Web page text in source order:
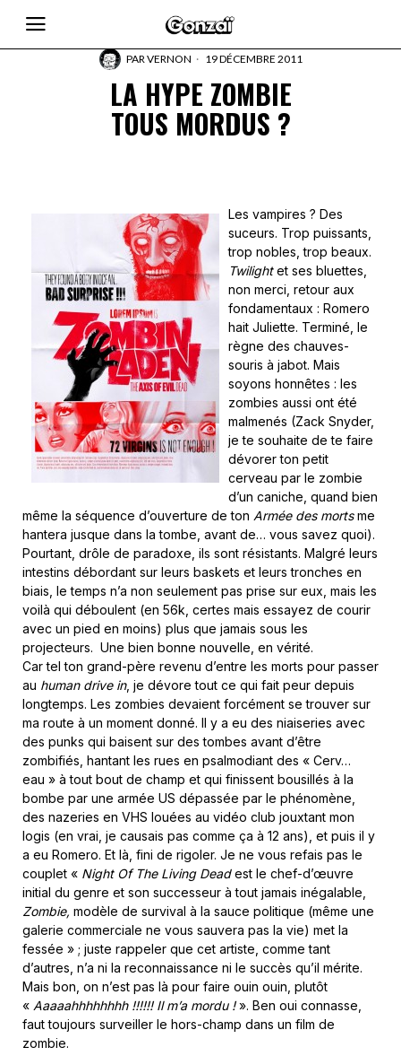
PARVERNON 19 DÉCEMBRE 2011
LA HYPE ZOMBIE
TOUS MORDUS ?
Les vampires ? Des
suceurs. Trop puissants,
trop nobles, trop beaux.
Twilightet ses bluettes,
non merci, retour aux
fondamentaux : Romero
hait Juliette. Terminé, le
règne des chauves-
souris à jabot. Mais
soyons honnêtes : les
zombies aussi ont été
malmenés (Zack Snyder,
je te souhaite de te faire
dévorer ton petit
cerveau par le zombie
d’un caniche, quand bien
même la séquence d’ouverture de ton Armée des mortsme
hantera jusque dans la tombe, avant de… vous savez quoi).
Pourtant, drôle de paradoxe, ils sont résistants. Malgré leurs
intestins débordant sur leurs baskets et leurs tronches en
biais, le temps n’a non seulement pas prise sur eux, mais les
voilà qui déboulent (en 56k, certes mais essayez de courir
avec un pied en moins) plus que jamais sous les
projecteurs. Une bien bonne nouvelle, en vérité.
Car tel ton grand-père revenu d’entre les morts pour passer
au human drive in, je dévore tout ce qui fait peur depuis
longtemps. Les zombies devaient forcément se trouver sur
ma route à un moment donné. Il y a eu des niaiseries avec
des punks qui baisent sur des tombes avant d’être
zombifiés, hantant les rues en psalmodiant des « Cerv…
eau » à tout bout de champ et qui finissent bousillés à la
bombe par une armée US dépassée par le phénomène,
des nazeries en VHS louées au vidéo club jouxtant mon
logis (en vrai, je causais pas comme ça à 12 ans), et puis il y
a eu Romero. Et là, fini de rigoler. Je ne vous refais pas le
couplet « Night Of The Living Deadest le chef-d’œuvre
initial du genre et son successeur à tout jamais inégalable,
Zombie, modèle de survival à la sauce politique (même une
galerie commerciale ne vous sauvera pas la vie) met la
fessée » ; juste rappeler que cet artiste, comme tant
d’autres, n’a ni la reconnaissance ni le succès qu’il mérite.
Mais bon, on n’est pas là pour faire ouin ouin, plutôt
« Aaaaahhhhhhhh !!!!!! Il m’a mordu !». Ben oui connasse,
faut toujours surveiller le hors-champ dans un film de
zombie.